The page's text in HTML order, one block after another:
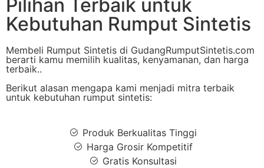
Pilihan Terbaik untuk
Kebutuhan Rumput Sintetis
Membeli Rumput Sintetis di GudangRumputSintetis.com
berarti kamu memilih kualitas, kenyamanan, dan harga
terbaik..
Berikut alasan mengapa kami menjadi mitra terbaik
untuk kebutuhan rumput sintetis:
Produk Berkualitas Tinggi
Harga Grosir Kompetitif
Gratis Konsultasi